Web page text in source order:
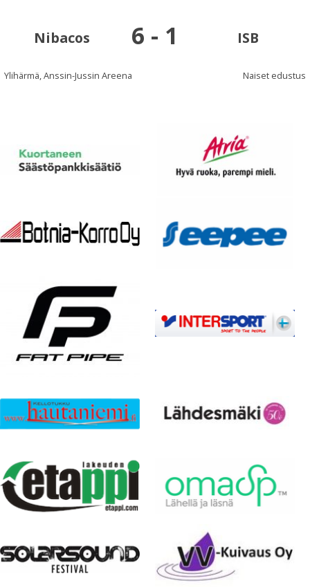
Nibacos 6 - 1 ISB
Ylihärmä, Anssin-Jussin Areena Naiset edustus